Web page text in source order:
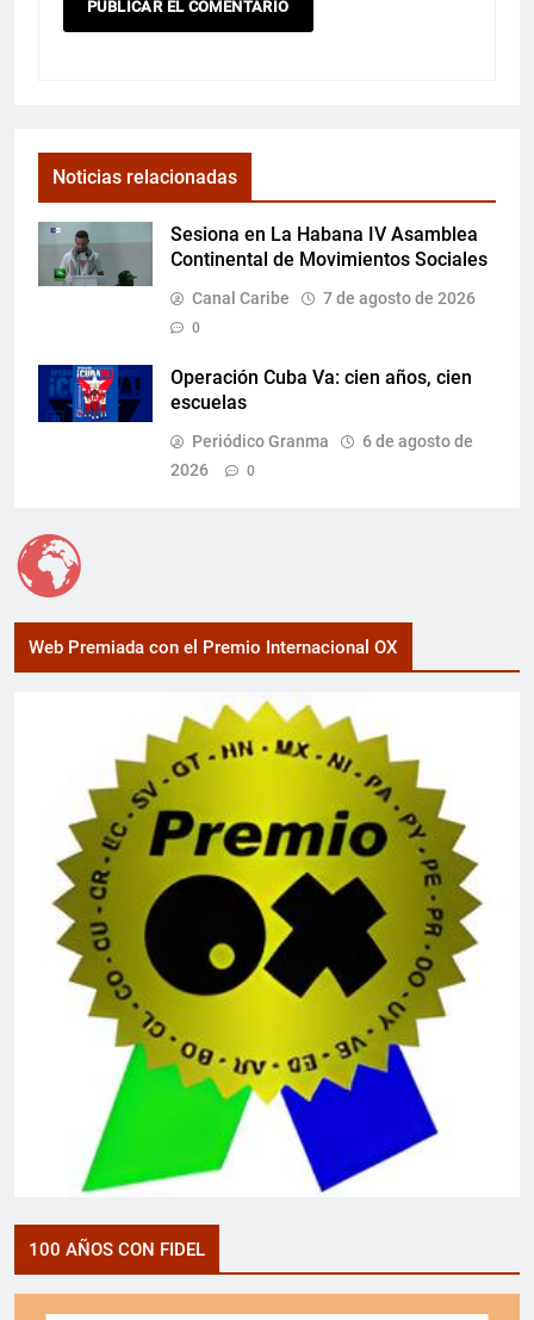
Noticias relacionadas
Sesiona en La Habana IV Asamblea
Continental de Movimientos Sociales
Canal Caribe 7 de agosto de 2026
0
Operación Cuba Va: cien años, cien
escuelas
Periódico Granma
6 de agosto de
2026
0
Web Premiada con el Premio Internacional OX
100 AÑOS CON FIDEL